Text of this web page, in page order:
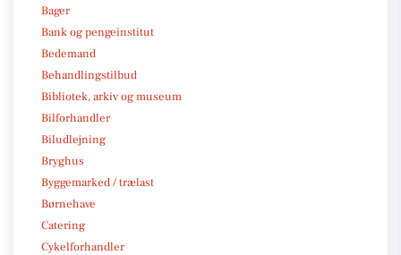
Bager
Bank og pengeinstitut
Bedemand
Behandlingstilbud
Bibliotek, arkiv og museum
Bilforhandler
Biludlejning
Bryghus
Byggemarked / trælast
Børnehave
Catering
Cykelforhandler